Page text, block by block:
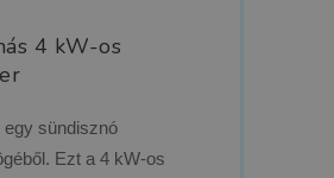
4 kW-os
egy sündisznó
Ezt a 4 kW-os